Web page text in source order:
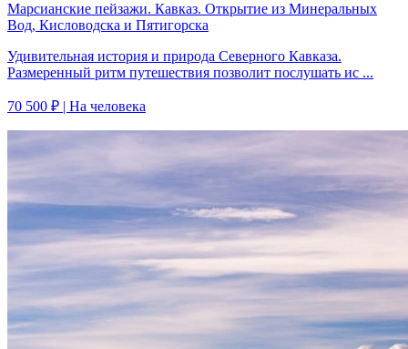
Марсианские пейзажи. Кавказ. Открытие из Минеральных
Вод, Кисловодска и Пятигорска
Удивительная история и природа Северного Кавказа.
Размеренный ритм путешествия позволит послушать ис ...
70 500 ₽ | На человека